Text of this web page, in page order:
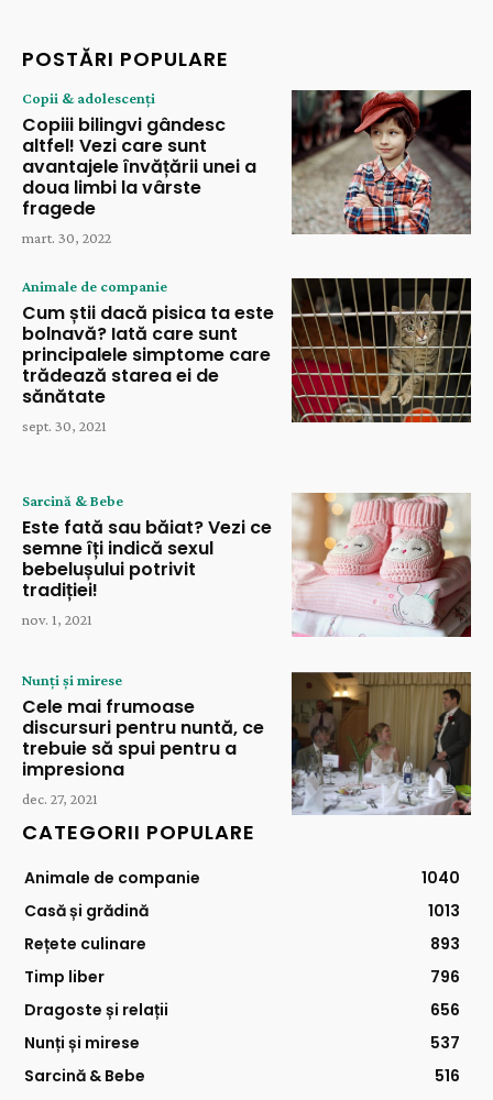
POSTĂRI POPULARE
Copii & adolescenți
Copiii bilingvi gândesc
altfel! Vezi care sunt
avantajele învățării unei a
doua limbi la vârste
fragede
mart. 30, 2022
Animale de companie
Cum știi dacă pisica ta este
bolnavă? Iată care sunt
principalele simptome care
trădează starea ei de
sănătate
sept. 30, 2021
Sarcină & Bebe
Este fată sau băiat? Vezi ce
semne îți indică sexul
bebelușului potrivit
tradiției!
nov. 1, 2021
Nunți și mirese
Cele mai frumoase
discursuri pentru nuntă, ce
trebuie să spui pentru a
impresiona
dec. 27, 2021
CATEGORII POPULARE
Animale de companie
1040
Casă și grădină
1013
Rețete culinare
893
Timp liber
796
Dragoste și relații
656
Nunți și mirese
537
Sarcină & Bebe
516